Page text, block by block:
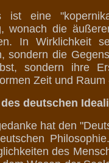
ist eine
wonach die
In Wirklichkeit
sondern die
sondern ihre
Zeit und Raum
deutschen
hat den
des